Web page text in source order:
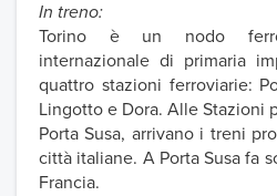
In treno:
Torino è un nodo
internazionale di primaria
quattro stazioni ferroviarie:
Lingotto e Dora. Alle Stazioni
Porta Susa, arrivano i treni
città italiane. A Porta Susa fa
Francia.